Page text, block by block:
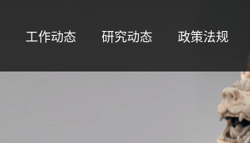
工作动态 研究动态 政策法规